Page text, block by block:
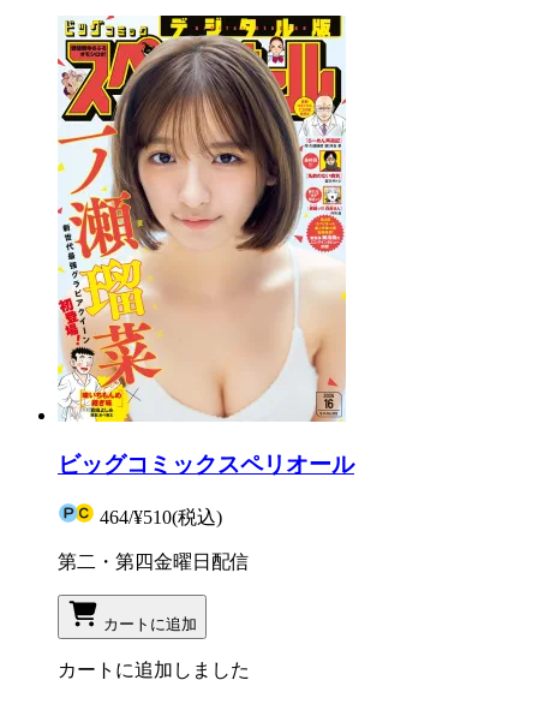
ビッグコミックスペリオール
464/¥510(税込)
第二・第四金曜日配信
カートに追加
カートに追加しました